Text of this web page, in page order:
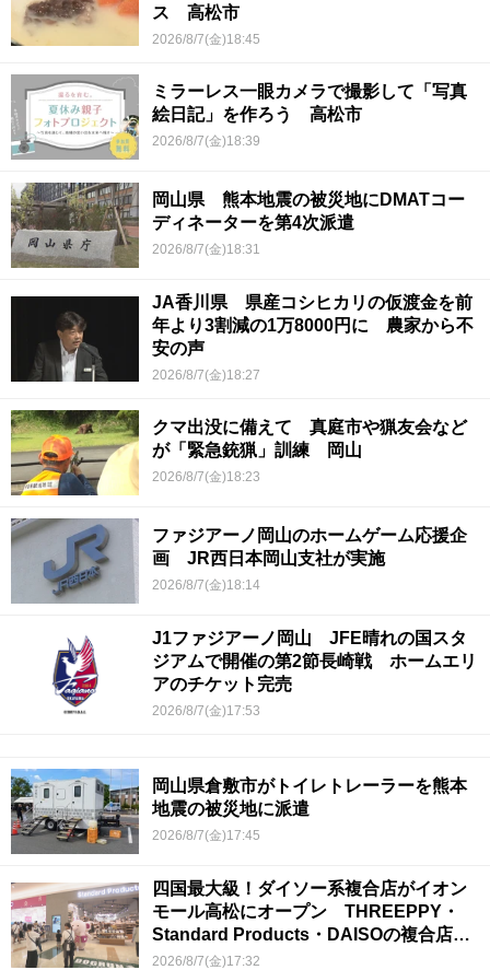
ス 高松市
2026/8/7(金)18:45
ミラーレス一眼カメラで撮影して「写真
絵日記」を作ろう 高松市
2026/8/7(金)18:39
岡山県 熊本地震の被災地にDMATコー
ディネーターを第4次派遣
2026/8/7(金)18:31
JA香川県 県産コシヒカリの仮渡金を前
年より3割減の1万8000円に 農家から不
安の声
2026/8/7(金)18:27
クマ出没に備えて 真庭市や猟友会など
が「緊急銃猟」訓練 岡山
2026/8/7(金)18:23
ファジアーノ岡山のホームゲーム応援企
画 JR西日本岡山支社が実施
2026/8/7(金)18:14
J1ファジアーノ岡山 JFE晴れの国スタ
ジアムで開催の第2節長崎戦 ホームエリ
アのチケット完売
2026/8/7(金)17:53
岡山県倉敷市がトイレトレーラーを熊本
地震の被災地に派遣
2026/8/7(金)17:45
四国最大級！ダイソー系複合店がイオン
モール高松にオープン THREEPPY・
Standard Products・DAISOの複合店は
香川県初
2026/8/7(金)17:32